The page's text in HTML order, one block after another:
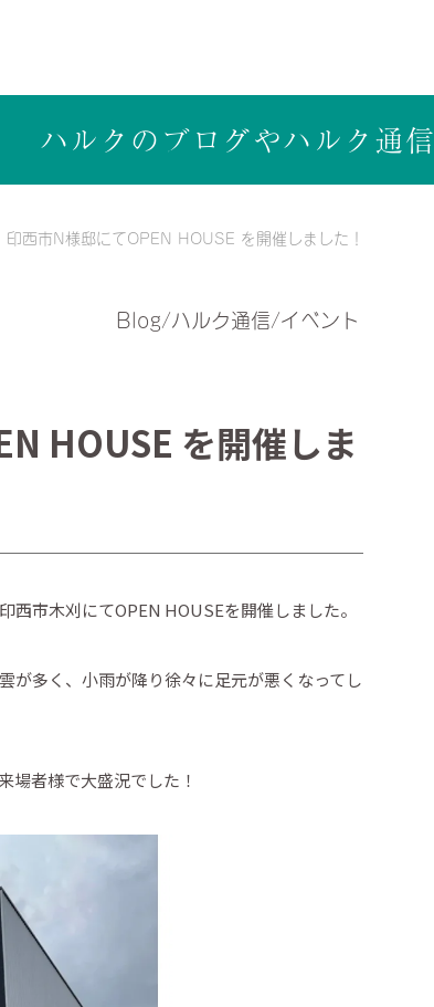
ハルクのブログやハルク通信
印西市N様邸にてOPEN HOUSE を開催しました！
Blog/ハルク通信/イベント
HOUSE を開催しま
西市木刈にてOPEN HOUSEを開催しました。
が多く、小雨が降り徐々に足元が悪くなってし
場者様で大盛況でした！